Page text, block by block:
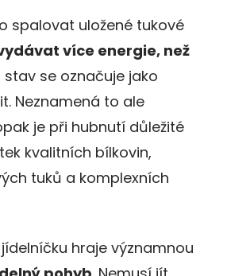
spalovat uložené tukové
více energie, než
stav se označuje jako
Neznamená to ale
je při hubnutí důležité
kvalitních bílkovin,
tuků a komplexních
hraje významnou